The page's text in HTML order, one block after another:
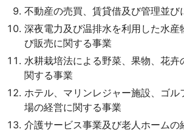
不動産の売買、賃貸借及び管理並び
深夜電力及び温排水を利用した水産
び販売に関する事業
水耕栽培法による野菜、果物、花卉
関する事業
ホテル、マリンレジャー施設、ゴル
場の経営に関する事業
介護サービス事業及び老人ホームの